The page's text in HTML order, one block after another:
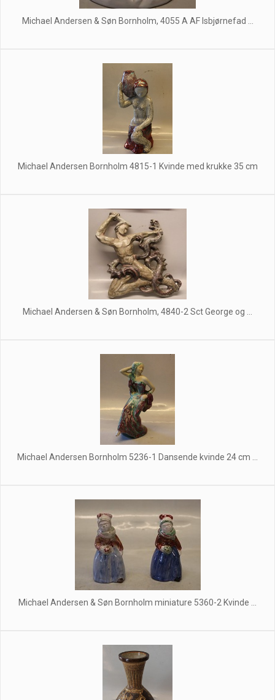
Michael Andersen & Søn Bornholm, 4055 A AF Isbjørnefad ...
Michael Andersen Bornholm 4815-1 Kvinde med krukke 35 cm
Michael Andersen & Søn Bornholm, 4840-2 Sct George og ...
Michael Andersen Bornholm 5236-1 Dansende kvinde 24 cm ...
Michael Andersen & Søn Bornholm miniature 5360-2 Kvinde ...